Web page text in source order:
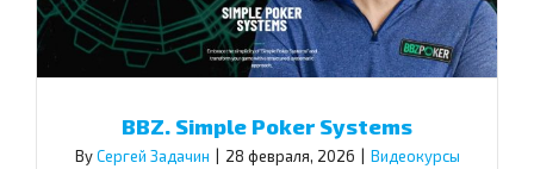
BBZ. Simple Poker Systems
ByСергей Задачин 28 февраля, 2026 Видеокурсы